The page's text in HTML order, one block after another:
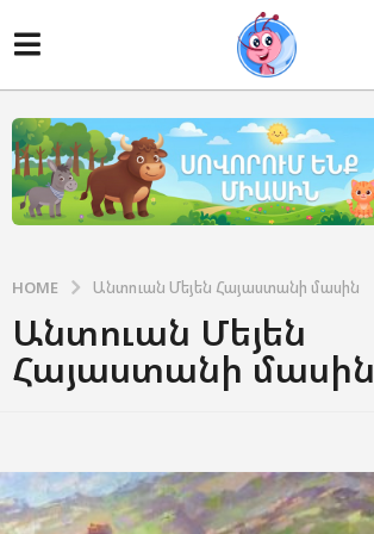
HOME Անտուան Մեյեն Հայաստանի մասին
Անտուան Մեյեն
Հայաստանի մասին